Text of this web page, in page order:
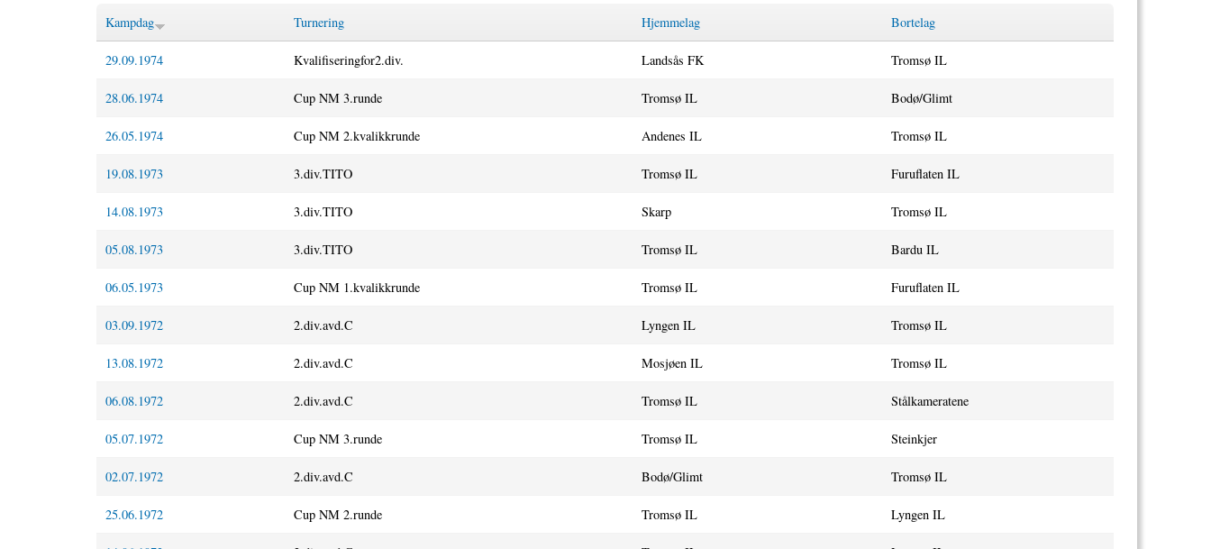
Kampdag Turnering Hjemmelag Bortelag
29.09.1974 Kvalifiseringfor2.div. Landsås FK Tromsø IL
28.06.1974 Cup NM 3.runde Tromsø IL Bodø/Glimt
26.05.1974 Cup NM 2.kvalikkrunde Andenes IL Tromsø IL
19.08.1973 3.div.TITO Tromsø IL Furuflaten IL
14.08.1973 3.div.TITO Skarp Tromsø IL
05.08.1973 3.div.TITO Tromsø IL Bardu IL
06.05.1973 Cup NM 1.kvalikkrunde Tromsø IL Furuflaten IL
03.09.1972 2.div.avd.C Lyngen IL Tromsø IL
13.08.1972 2.div.avd.C Mosjøen IL Tromsø IL
06.08.1972 2.div.avd.C Tromsø IL Stålkameratene
05.07.1972 Cup NM 3.runde Tromsø IL Steinkjer
02.07.1972 2.div.avd.C Bodø/Glimt Tromsø IL
25.06.1972 Cup NM 2.runde Tromsø IL Lyngen IL